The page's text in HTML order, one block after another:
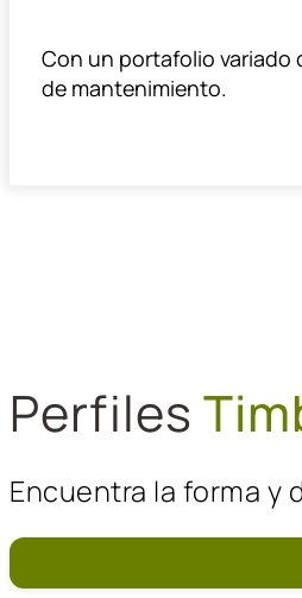
Perfiles y
Con un portafolio variado
de mantenimiento.
Perfiles
Encuentra la forma y